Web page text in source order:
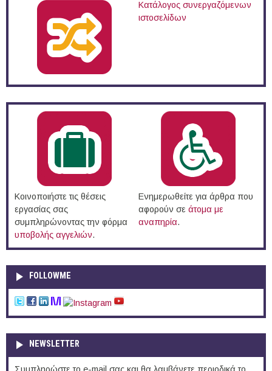
Κατάλογος συνεργαζόμενων
ιστοσελίδων
Κοινοποιήστε τις θέσεις
εργασίας σας
συμπληρώνοντας την φόρμα
υποβολής αγγελιών.
Ενημερωθείτε για άρθρα που
αφορούν σε άτομα με
αναπηρία.
FOLLOWME
NEWSLETTER